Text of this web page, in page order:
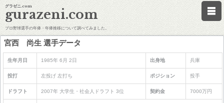
グラゼニ.com
gurazeni.com
プロ野球選手の年俸・年俸推移について調べてみました。
宮西 尚生 選手データ
生年月日 1985年 6月 2日 出身地 兵庫
投打 左投げ 左打ち ポジション 投手
ドラフト 2007年 大学生・社会人ドラフト 3位 契約金 7000万円